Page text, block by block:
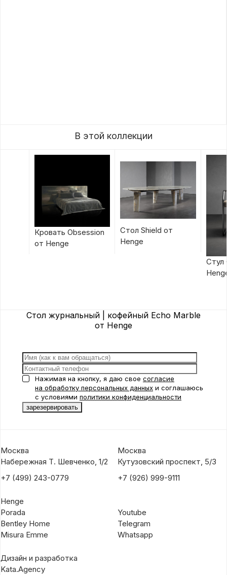
В этой коллекции
Кровать Obsession
от Henge
Стол Shield от
Henge
Стул
Стол журнальный | кофейный Echo Marble
от Henge
Нажимая на кнопку, я даю свое согласие
на обработку персональных данных и соглашаюсь
с условиями политики конфиденциальности
Москва
Набережная Т. Шевченко, 1/2
+7 (499) 243-0779
Москва
Кутузовский проспект, 5/3
+7 (926) 999-9111
Henge
Porada
Bentley Home
Misura Emme
Youtube
Telegram
Whatsapp
Дизайн и разработка
Kata.Agency